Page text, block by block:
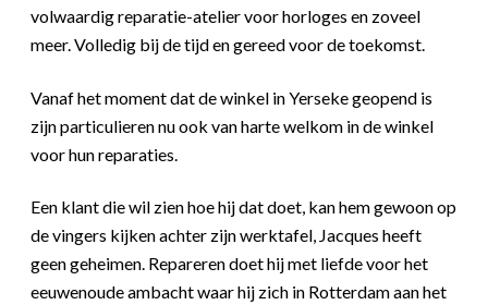
volwaardig reparatie-atelier voor horloges en zoveel
meer. Volledig bij de tijd en gereed voor de toekomst.
Vanaf het moment dat de winkel in Yerseke geopend is
zijn particulieren nu ook van harte welkom in de winkel
voor hun reparaties.
Een klant die wil zien hoe hij dat doet, kan hem gewoon op
de vingers kijken achter zijn werktafel, Jacques heeft
geen geheimen. Repareren doet hij met liefde voor het
eeuwenoude ambacht waar hij zich in Rotterdam aan het